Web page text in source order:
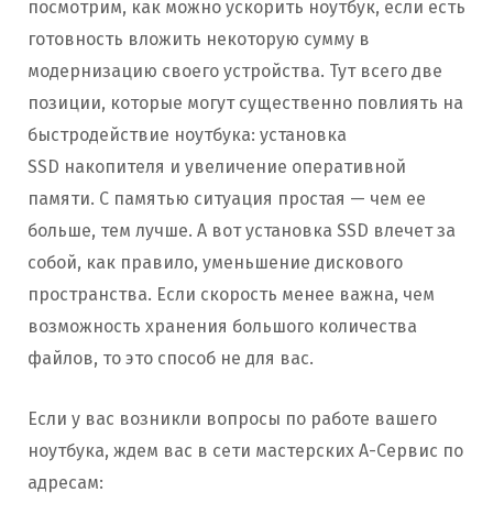
посмотрим, как можно ускорить ноутбук, если есть
готовность вложить некоторую сумму в
модернизацию своего устройства. Тут всего две
позиции, которые могут существенно повлиять на
быстродействие ноутбука: установка
SSD накопителя и увеличение оперативной
памяти. С памятью ситуация простая — чем ее
больше, тем лучше. А вот установка SSD влечет за
собой, как правило, уменьшение дискового
пространства. Если скорость менее важна, чем
возможность хранения большого количества
файлов, то это способ не для вас.
Если у вас возникли вопросы по работе вашего
ноутбука, ждем вас в сети мастерских А-Сервис по
адресам: